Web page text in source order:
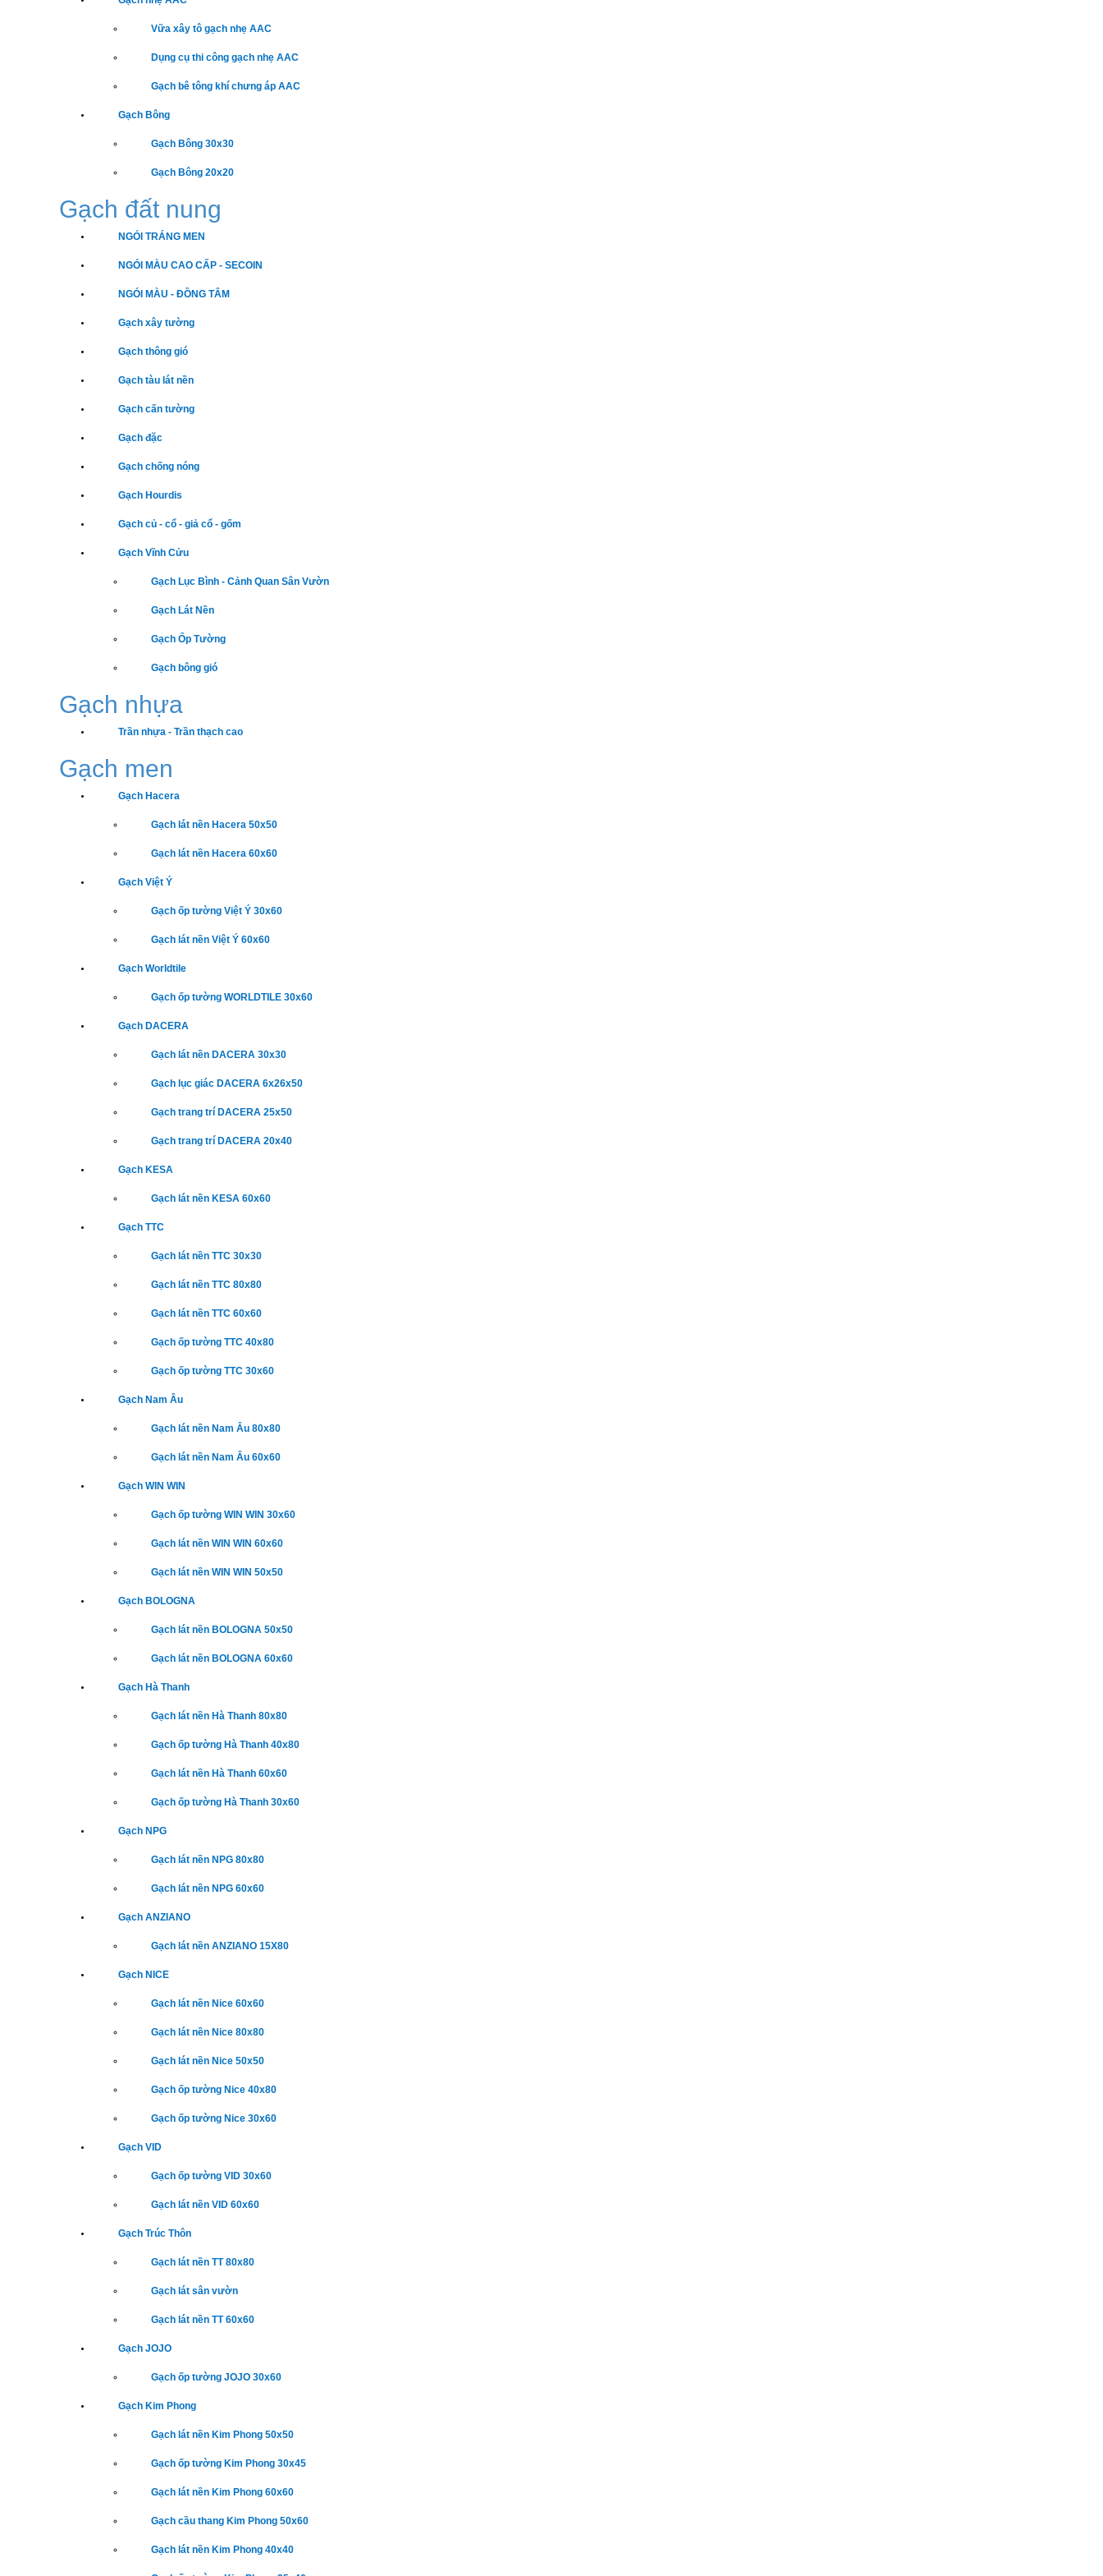
Vữa xây tô gạch nhẹ AAC
Dụng cụ thi công gạch nhẹ AAC
Gạch bê tông khí chưng áp AAC
Gạch Bông
Gạch Bông 30x30
Gạch Bông 20x20
Gạch đất nung
NGÓI TRÁNG MEN
NGÓI MÀU CAO CẤP - SECOIN
NGÓI MÀU - ĐỒNG TÂM
Gạch xây tường
Gạch thông gió
Gạch tàu lát nền
Gạch cấn tường
Gạch đặc
Gạch chống nóng
Gạch Hourdis
Gạch củ - cổ - giả cổ - gốm
Gạch Vĩnh Cửu
Gạch Lục Bình - Cảnh Quan Sân Vườn
Gạch Lát Nền
Gạch Ốp Tường
Gạch bông gió
Gạch nhựa
Trần nhựa - Trần thạch cao
Gạch men
Gạch Hacera
Gạch lát nền Hacera 50x50
Gạch lát nền Hacera 60x60
Gạch Việt Ý
Gạch ốp tường Việt Ý 30x60
Gạch lát nền Việt Ý 60x60
Gạch Worldtile
Gạch ốp tường WORLDTILE 30x60
Gạch DACERA
Gạch lát nền DACERA 30x30
Gạch lục giác DACERA 6x26x50
Gạch trang trí DACERA 25x50
Gạch trang trí DACERA 20x40
Gạch KESA
Gạch lát nền KESA 60x60
Gạch TTC
Gạch lát nền TTC 30x30
Gạch lát nền TTC 80x80
Gạch lát nền TTC 60x60
Gạch ốp tường TTC 40x80
Gạch ốp tường TTC 30x60
Gạch Nam Âu
Gạch lát nền Nam Âu 80x80
Gạch lát nền Nam Âu 60x60
Gạch WIN WIN
Gạch ốp tường WIN WIN 30x60
Gạch lát nền WIN WIN 60x60
Gạch lát nền WIN WIN 50x50
Gạch BOLOGNA
Gạch lát nền BOLOGNA 50x50
Gạch lát nền BOLOGNA 60x60
Gạch Hà Thanh
Gạch lát nền Hà Thanh 80x80
Gạch ốp tường Hà Thanh 40x80
Gạch lát nền Hà Thanh 60x60
Gạch ốp tường Hà Thanh 30x60
Gạch NPG
Gạch lát nền NPG 80x80
Gạch lát nền NPG 60x60
Gạch ANZIANO
Gạch lát nền ANZIANO 15X80
Gạch NICE
Gạch lát nền Nice 60x60
Gạch lát nền Nice 80x80
Gạch lát nền Nice 50x50
Gạch ốp tường Nice 40x80
Gạch ốp tường Nice 30x60
Gạch VID
Gạch ốp tường VID 30x60
Gạch lát nền VID 60x60
Gạch Trúc Thôn
Gạch lát nền TT 80x80
Gạch lát sân vườn
Gạch lát nền TT 60x60
Gạch JOJO
Gạch ốp tường JOJO 30x60
Gạch Kim Phong
Gạch lát nền Kim Phong 50x50
Gạch ốp tường Kim Phong 30x45
Gạch lát nền Kim Phong 60x60
Gạch cầu thang Kim Phong 50x60
Gạch lát nền Kim Phong 40x40